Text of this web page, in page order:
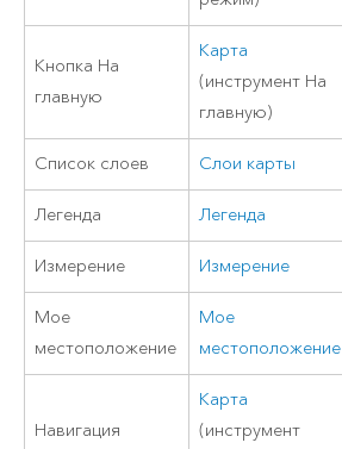
Кнопка На
главную
Карта
(инструмент На
главную)
Список слоев Слои карты
Легенда Легенда
Измерение Измерение
Мое
местоположение
Мое
местоположение
Навигация
Карта
(инструмент